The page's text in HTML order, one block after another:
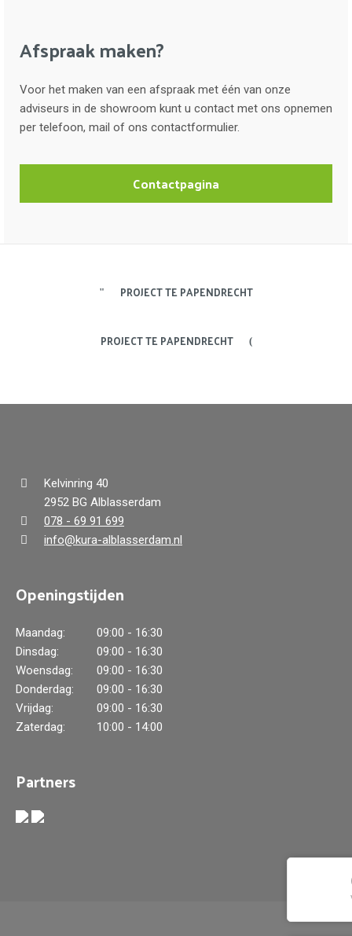
Afspraak maken?
Voor het maken van een afspraak met één van onze
adviseurs in de showroom kunt u contact met ons opnemen
per telefoon, mail of ons contactformulier.
Contactpagina
PROJECT TE PAPENDRECHT
PROJECT TE PAPENDRECHT
Kelvinring 40
2952 BG Alblasserdam
078 - 69 91 699
info@kura-alblasserdam.nl
Openingstijden
Maandag:
09:00 - 16:30
Dinsdag:
09:00 - 16:30
Woensdag:
09:00 - 16:30
Donderdag:
09:00 - 16:30
Vrijdag:
09:00 - 16:30
Zaterdag:
10:00 - 14:00
Partners